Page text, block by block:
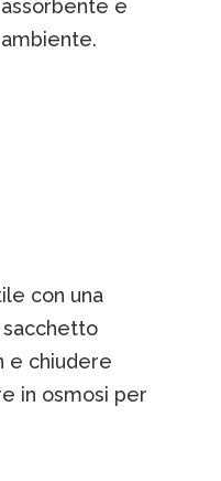
e
con una
sacchetto
e chiudere
in osmosi per